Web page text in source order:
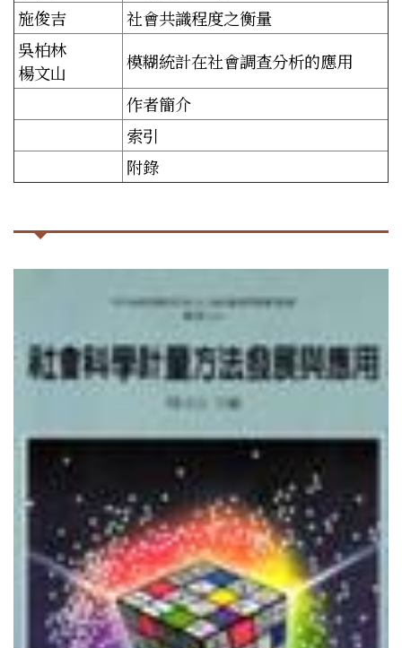
施俊吉
社會共識程度之衡量
吳柏林
楊文山
模糊統計在社會調查分析的應用
作者簡介
索引
附錄